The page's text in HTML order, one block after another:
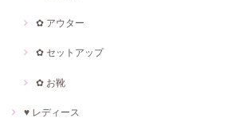
✿ アウター
✿ セットアップ
✿ お靴
♥ レディース